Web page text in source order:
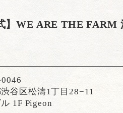
】WE ARE THE FARM
谷区松濤1丁目28−11
1F Pigeon